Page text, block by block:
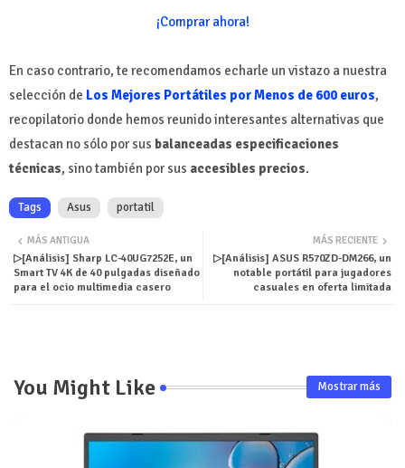
¡Comprar ahora!
En caso contrario, te recomendamos echarle un vistazo a nuestra
selección de Los Mejores Portátiles por Menos de 600 euros,
recopilatorio donde hemos reunido interesantes alternativas que
destacan no sólo por sus balanceadas especificaciones
técnicas, sino también por sus accesibles precios.
Tags Asus portatil
MÁS RECIENTE
▷[Análisis] ASUS R570ZD-DM266, un
notable portátil para jugadores
casuales en oferta limitada
MÁS ANTIGUA
▷[Análisis] Sharp LC-40UG7252E, un
Smart TV 4K de 40 pulgadas diseñado
para el ocio multimedia casero
You Might Like Mostrar más